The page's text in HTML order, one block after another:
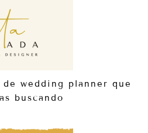
wedding planner que
buscando